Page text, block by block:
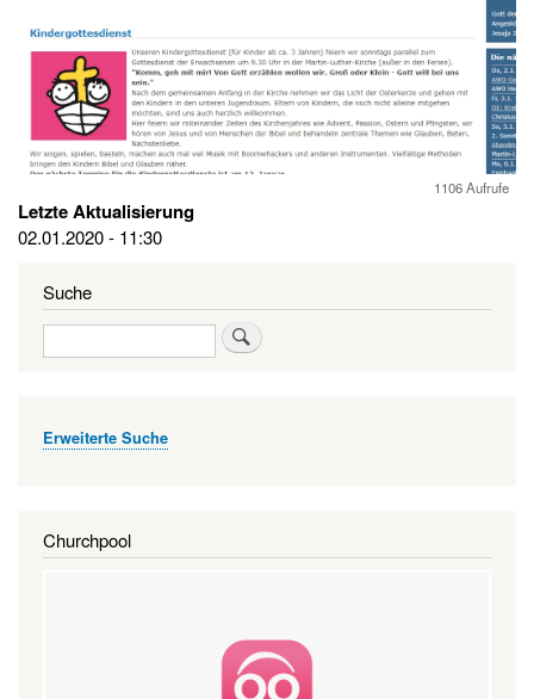
1106 Aufrufe
Letzte Aktualisierung
02.01.2020 - 11:30
Suche
Suche
Erweiterte Suche
Churchpool